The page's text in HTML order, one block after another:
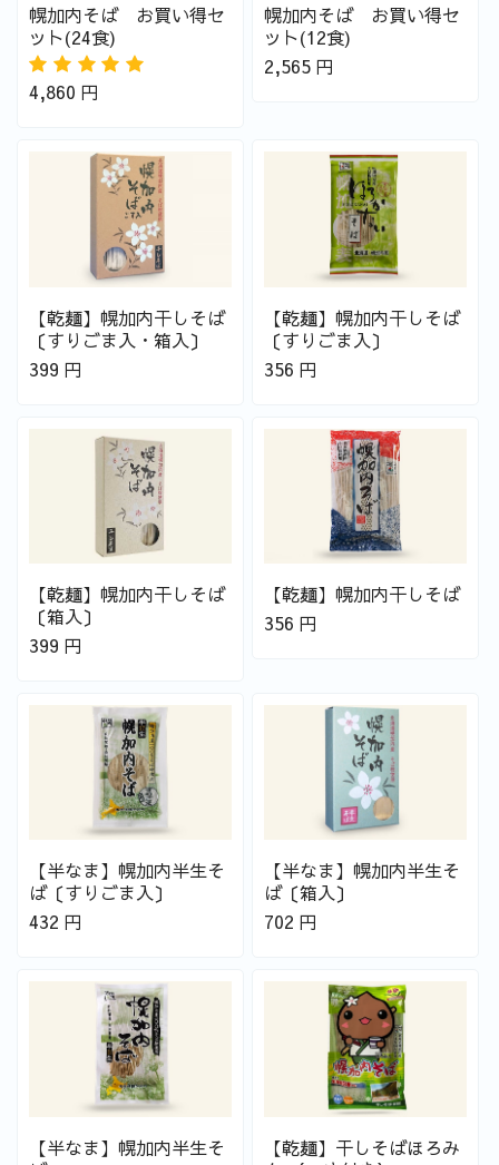
幌加内そば お買い得セ
ット(24食)
4,860 円
幌加内そば お買い得セ
ット(12食)
2,565 円
【乾麺】幌加内干しそば
〔すりごま入・箱入〕
399 円
【乾麺】幌加内干しそば
〔すりごま入〕
356 円
【乾麺】幌加内干しそば
〔箱入〕
399 円
【乾麺】幌加内干しそば
356 円
【半なま】幌加内半生そ
ば〔すりごま入〕
432 円
【半なま】幌加内半生そ
ば〔箱入〕
702 円
【半なま】幌加内半生そ
【乾麺】干しそばほろみ